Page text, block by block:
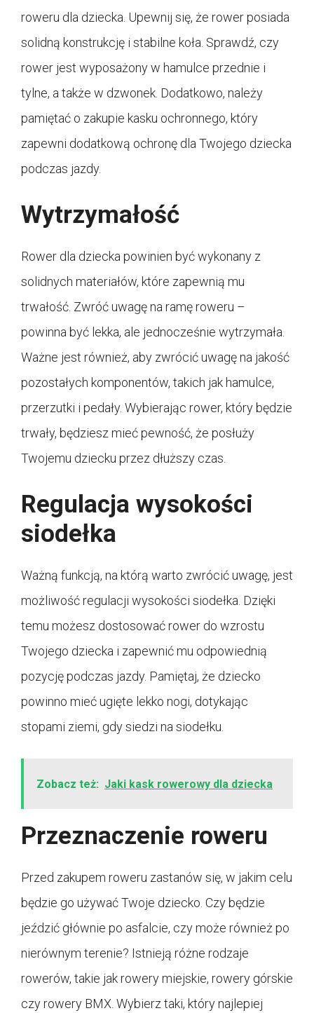
roweru dla dziecka. Upewnij się, że rower posiada
solidną konstrukcję i stabilne koła. Sprawdź, czy
rower jest wyposażony w hamulce przednie i
tylne, a także w dzwonek. Dodatkowo, należy
pamiętać o zakupie kasku ochronnego, który
zapewni dodatkową ochronę dla Twojego dziecka
podczas jazdy.
Wytrzymałość
Rower dla dziecka powinien być wykonany z
solidnych materiałów, które zapewnią mu
trwałość. Zwróć uwagę na ramę roweru –
powinna być lekka, ale jednocześnie wytrzymała.
Ważne jest również, aby zwrócić uwagę na jakość
pozostałych komponentów, takich jak hamulce,
przerzutki i pedały. Wybierając rower, który będzie
trwały, będziesz mieć pewność, że posłuży
Twojemu dziecku przez dłuższy czas.
Regulacja wysokości
siodełka
Ważną funkcją, na którą warto zwrócić uwagę, jest
możliwość regulacji wysokości siodełka. Dzięki
temu możesz dostosować rower do wzrostu
Twojego dziecka i zapewnić mu odpowiednią
pozycję podczas jazdy. Pamiętaj, że dziecko
powinno mieć ugięte lekko nogi, dotykając
stopami ziemi, gdy siedzi na siodełku.
Zobacz też: Jaki kask rowerowy dla dziecka
Przeznaczenie roweru
Przed zakupem roweru zastanów się, w jakim celu
będzie go używać Twoje dziecko. Czy będzie
jeździć głównie po asfalcie, czy może również po
nierównym terenie? Istnieją różne rodzaje
rowerów, takie jak rowery miejskie, rowery górskie
czy rowery BMX. Wybierz taki, który najlepiej